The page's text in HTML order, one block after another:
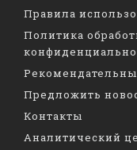
Правила
Политика
Предложить
Контакты
Аналитический